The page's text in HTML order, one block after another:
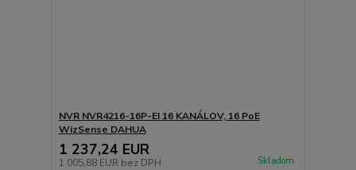
NVR NVR4216-16P-EI 16 KANÁLOV, 16 PoE
WizSense DAHUA
1 237,24 EUR
1 005,88 EUR bez DPH Skladom